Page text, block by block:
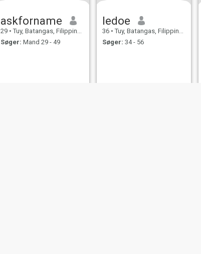
askforname
29 • Tuy, Batangas, Filippinerne
Søger: Mand 29 - 49
ledoe
36 • Tuy, Batangas, Filippinerne
Søger: 34 - 56